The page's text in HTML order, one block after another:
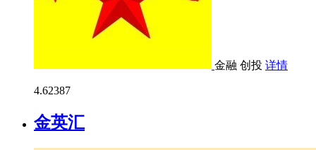
金融 创投 详情
4.62387
金英汇